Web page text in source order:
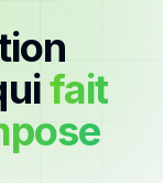
fait